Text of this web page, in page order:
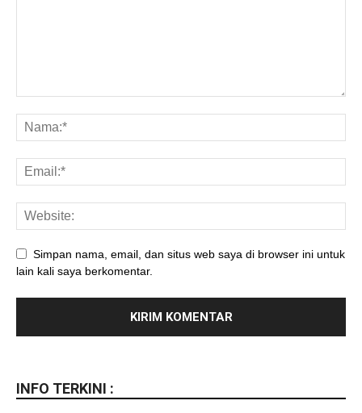
Simpan nama, email, dan situs web saya di browser ini untuk
lain kali saya berkomentar.
INFO TERKINI :